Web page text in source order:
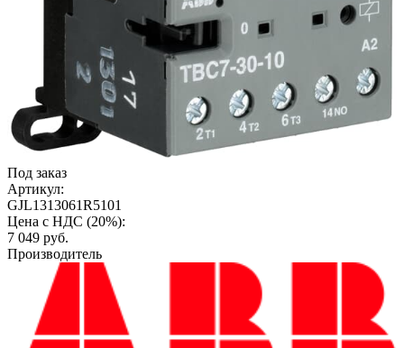
Под заказ
Артикул:
GJL1313061R5101
Цена с НДС (20%):
7 049 руб.
Производитель